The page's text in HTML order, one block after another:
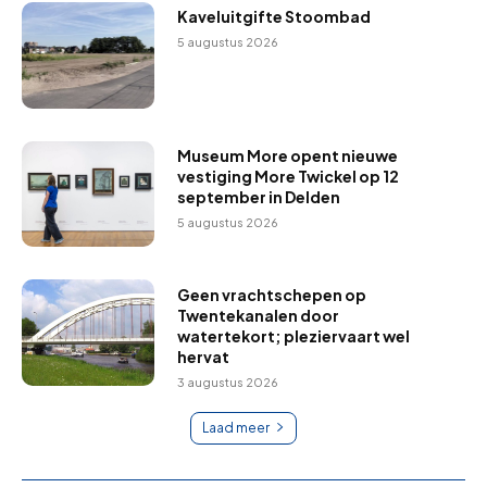
Kaveluitgifte Stoombad
5 augustus 2026
Museum More opent nieuwe
vestiging More Twickel op 12
september in Delden
5 augustus 2026
Geen vrachtschepen op
Twentekanalen door
watertekort; pleziervaart wel
hervat
3 augustus 2026
Laad meer